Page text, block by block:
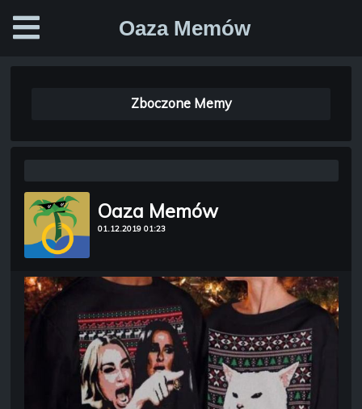
Oaza Memów
Zboczone Memy
Oaza Memów
01.12.2019 01:23